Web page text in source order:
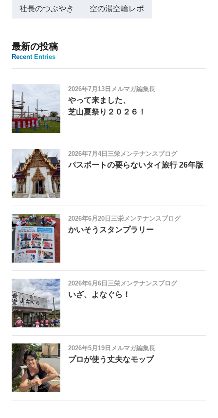
社長のつぶやき 空の湯空輪レポ
最新の投稿
Recent Entries
2026年7月13日 メルマガ編集長
やって来ました、
芝山夏祭り２０２６！
2026年7月4日 三栄メンテナンスブログ
パスポートの要らないタイ旅行 26年版
2026年6月20日 三栄メンテナンスブログ
かいそうスタンプラリー
2026年6月6日 三栄メンテナンスブログ
いざ、よなぐら！
2026年5月19日 メルマガ編集長
プロが使う丈夫なモップ